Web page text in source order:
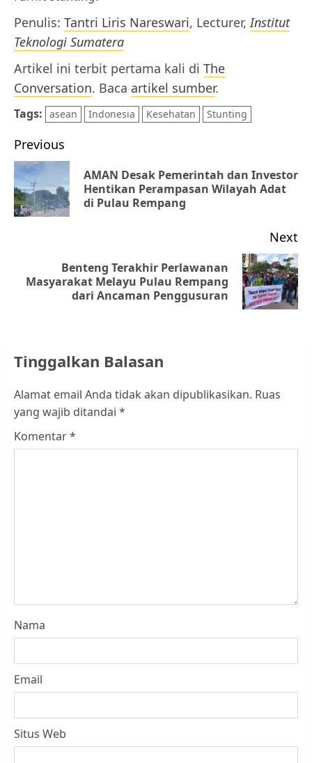
Penulis: Tantri Liris Nareswari, Lecturer, Institut
Teknologi Sumatera
Artikel ini terbit pertama kali di The
Conversation. Baca artikel sumber.
Tags: asean Indonesia Kesehatan Stunting
Post
navigation
Previous
AMAN Desak Pemerintah dan Investor
Hentikan Perampasan Wilayah Adat
di Pulau Rempang
Next
Next
Benteng Terakhir Perlawanan
Masyarakat Melayu Pulau Rempang
dari Ancaman Penggusuran
Tinggalkan Balasan
Alamat email Anda tidak akan dipublikasikan. Ruas
yang wajib ditandai *
Komentar*
Nama
Email
Situs Web